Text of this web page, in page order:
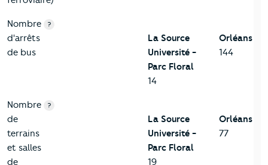
Nombre
d'arrêts
de bus
?
La Source
Université -
Parc Floral
14
Orléans
144
Nombre
de
terrains
et salles
de
?
La Source
Université -
Parc Floral
19
Orléans
77